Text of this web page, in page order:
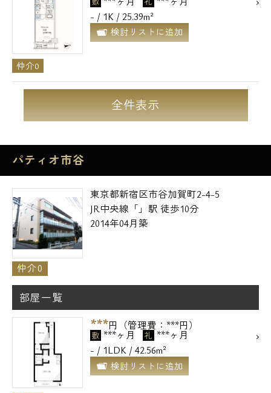
- / 1K / 25.39m²
検討リストに追加
仲介0
全件表示
パティオ市谷
東京都新宿区市谷加賀町2-4-5
JR中央線「」駅 徒歩10分
2014年04月築
仲介0
部屋一覧
***円（管理費：***円）
敷 ***ヶ月 礼 ***ヶ月
- / 1LDK / 42.56m²
検討リストに追加